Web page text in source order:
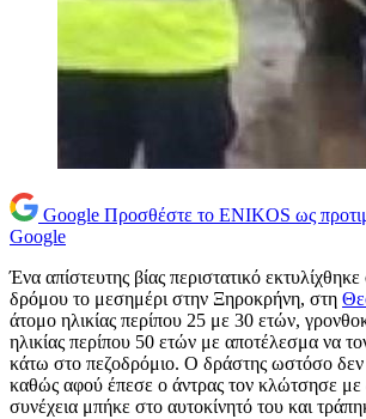
Google Προσθέστε το ENIKOS ως
Google
Ένα απίστευτης βίας περιστατικό
δρόμου το μεσημέρι στην Ξηροκρήνη, στη
άτομο ηλικίας περίπου 25 με 30 ετών,
ηλικίας περίπου 50 ετών με αποτέλεσμα να
κάτω στο πεζοδρόμιο. Ο δράστης ωστόσο δεν
καθώς αφού έπεσε ο άντρας τον κλώτσησε
συνέχεια μπήκε στο αυτοκίνητό του και